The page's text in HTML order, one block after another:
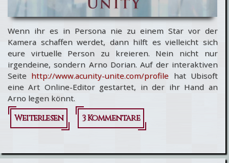
Wenn ihr es in Persona nie zu einem Star vor der
Kamera schaffen werdet, dann hilft es vielleicht sich
eure virtuelle Person zu kreieren. Nein nicht nur
irgendeine, sondern Arno Dorian. Auf der interaktiven
Seite http://www.acunity-unite.com/profile hat Ubisoft
eine Art Online-Editor gestartet, in der ihr Hand an
Arno legen könnt.
Weiterlesen
über AC
Euer
3 Kommentare